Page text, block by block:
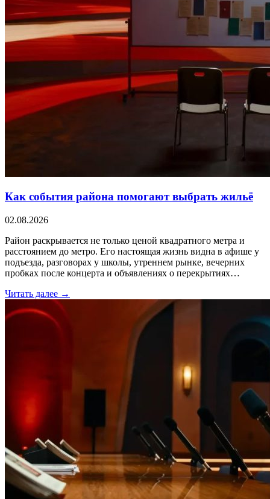
Как события района помогают выбрать жильё
02.08.2026
Район раскрывается не только ценой квадратного метра и
расстоянием до метро. Его настоящая жизнь видна в афише у
подъезда, разговорах у школы, утреннем рынке, вечерних
пробках после концерта и объявлениях о перекрытиях…
Читать далее →